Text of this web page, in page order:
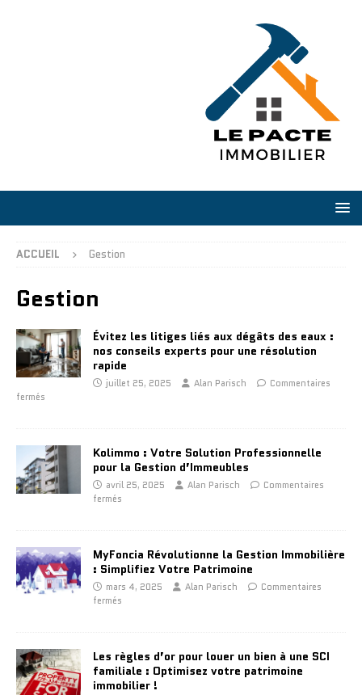
ACCUEIL Gestion
Gestion
Évitez les litiges liés aux dégâts des eaux :
nos conseils experts pour une résolution
rapide
juillet 25, 2025 Alan Parisch
Commentaires
fermés
Kolimmo : Votre Solution Professionnelle
pour la Gestion d’Immeubles
avril 25, 2025 Alan Parisch
Commentaires
fermés
MyFoncia Révolutionne la Gestion Immobilière
: Simplifiez Votre Patrimoine
mars 4, 2025 Alan Parisch
Commentaires
fermés
Les règles d’or pour louer un bien à une SCI
familiale : Optimisez votre patrimoine
immobilier !